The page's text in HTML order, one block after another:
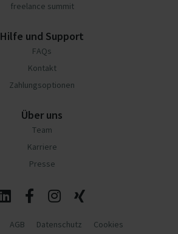
freelance summit
Hilfe und Support
FAQs
Kontakt
Zahlungsoptionen
Über uns
Team
Karriere
Presse
AGB Datenschutz Cookies